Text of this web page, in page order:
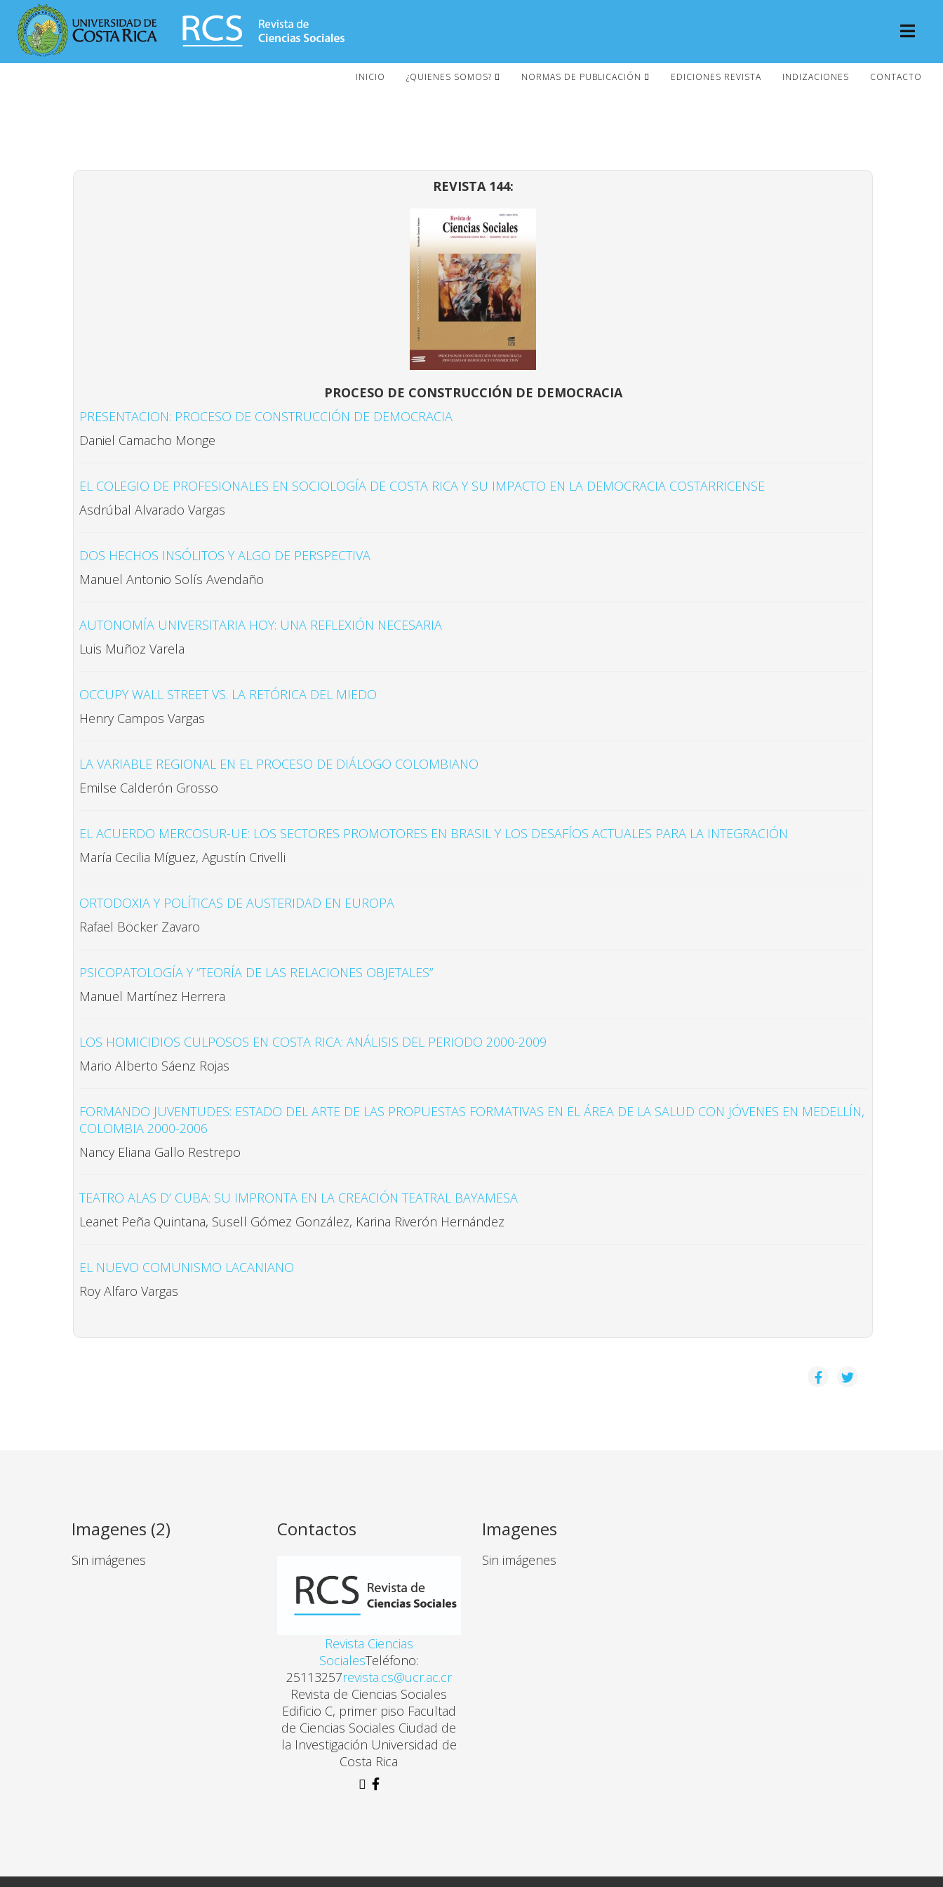
INICIO ¿QUIENES SOMOS? NORMAS DE PUBLICACIÓN EDICIONES REVISTA INDIZACIONES CONTACTO
REVISTA 144:
PROCESO DE CONSTRUCCIÓN DE DEMOCRACIA
PRESENTACION: PROCESO DE CONSTRUCCIÓN DE DEMOCRACIA
Daniel Camacho Monge
EL COLEGIO DE PROFESIONALES EN SOCIOLOGÍA DE COSTA RICA Y SU IMPACTO EN LA DEMOCRACIA COSTARRICENSE
Asdrúbal Alvarado Vargas
DOS HECHOS INSÓLITOS Y ALGO DE PERSPECTIVA
Manuel Antonio Solís Avendaño
AUTONOMÍA UNIVERSITARIA HOY: UNA REFLEXIÓN NECESARIA
Luis Muñoz Varela
OCCUPY WALL STREET VS. LA RETÓRICA DEL MIEDO
Henry Campos Vargas
LA VARIABLE REGIONAL EN EL PROCESO DE DIÁLOGO COLOMBIANO
Emilse Calderón Grosso
EL ACUERDO MERCOSUR-UE: LOS SECTORES PROMOTORES EN BRASIL Y LOS DESAFÍOS ACTUALES PARA LA INTEGRACIÓN
María Cecilia Míguez, Agustín Crivelli
ORTODOXIA Y POLÍTICAS DE AUSTERIDAD EN EUROPA
Rafael Böcker Zavaro
PSICOPATOLOGÍA Y “TEORÍA DE LAS RELACIONES OBJETALES”
Manuel Martínez Herrera
LOS HOMICIDIOS CULPOSOS EN COSTA RICA: ANÁLISIS DEL PERIODO 2000-2009
Mario Alberto Sáenz Rojas
FORMANDO JUVENTUDES: ESTADO DEL ARTE DE LAS PROPUESTAS FORMATIVAS EN EL ÁREA DE LA SALUD CON JÓVENES EN MEDELLÍN,
COLOMBIA 2000-2006
Nancy Eliana Gallo Restrepo
TEATRO ALAS D’ CUBA: SU IMPRONTA EN LA CREACIÓN TEATRAL BAYAMESA
Leanet Peña Quintana, Susell Gómez González, Karina Riverón Hernández
EL NUEVO COMUNISMO LACANIANO
Roy Alfaro Vargas
Imagenes (2)
Sin imágenes
Contactos
Revista Ciencias
SocialesTeléfono:
25113257revista.cs@ucr.ac.cr
Revista de Ciencias Sociales
Edificio C, primer piso Facultad
de Ciencias Sociales Ciudad de
la Investigación Universidad de
Costa Rica
Imagenes
Sin imágenes